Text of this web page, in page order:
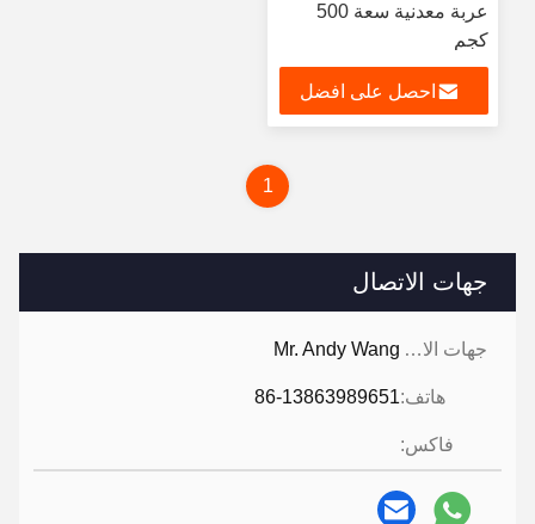
جهات الاتصال
جهات الاتصال: Mr. Andy Wang
هاتف:86-13863989651
فاكس:
عربة معدنية سعة 500
كجم
احصل على افضل
1